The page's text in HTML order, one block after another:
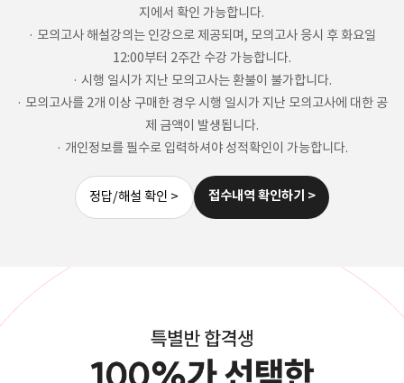
지에서 확인 가능합니다.
· 모의고사 해설강의는 인강으로 제공되며, 모의고사 응시 후 화요일
12:00부터 2주간 수강 가능합니다.
· 시행 일시가 지난 모의고사는 환불이 불가합니다.
· 모의고사를 2개 이상 구매한 경우 시행 일시가 지난 모의고사에 대한 공
제 금액이 발생됩니다.
· 개인정보를 필수로 입력하셔야 성적확인이 가능합니다.
정답/해설 확인 > 접수내역 확인하기 >